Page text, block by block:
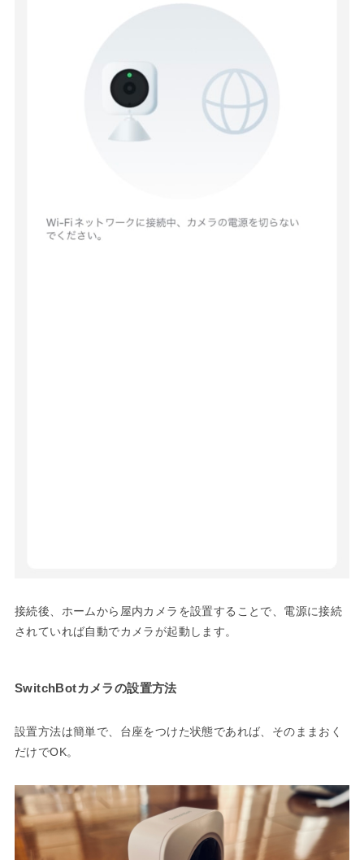
接続後、ホームから屋内カメラを設置することで、電源に接続
されていれば自動でカメラが起動します。
SwitchBotカメラの設置方法
設置方法は簡単で、台座をつけた状態であれば、そのままおく
だけでOK。